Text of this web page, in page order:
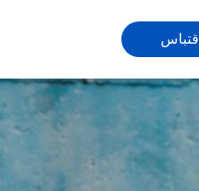
إقتباس